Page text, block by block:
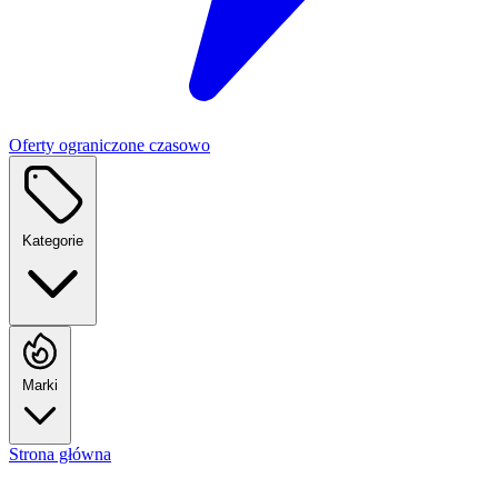
Oferty ograniczone czasowo
Kategorie
Marki
Strona główna